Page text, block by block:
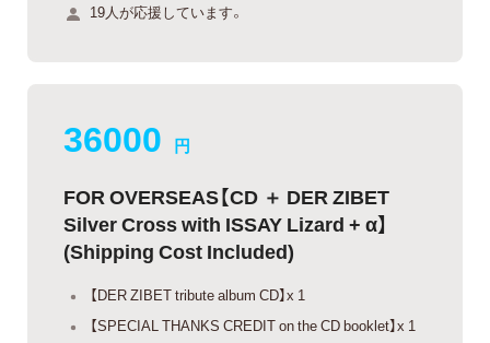
19人が応援しています。
36000 円
FOR OVERSEAS【CD ＋ DER ZIBET
Silver Cross with ISSAY Lizard + α】
(Shipping Cost Included)
【DER ZIBET tribute album CD】x 1
【SPECIAL THANKS CREDIT on the CD booklet】x 1